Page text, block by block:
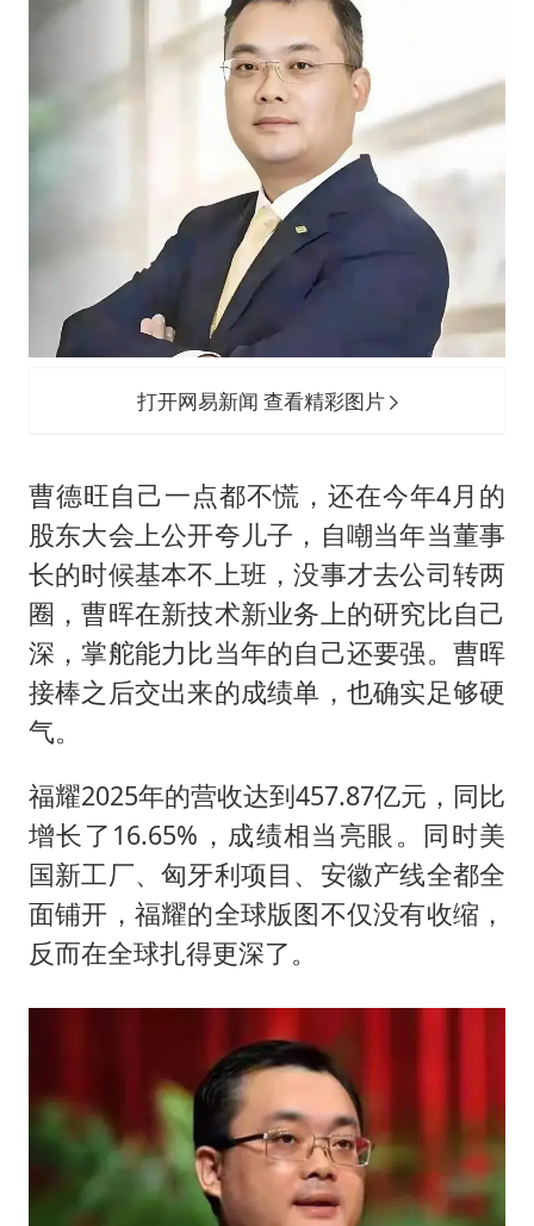
打开网易新闻 查看精彩图片
曹德旺自己一点都不慌，还在今年4月的
股东大会上公开夸儿子，自嘲当年当董事
长的时候基本不上班，没事才去公司转两
圈，曹晖在新技术新业务上的研究比自己
深，掌舵能力比当年的自己还要强。曹晖
接棒之后交出来的成绩单，也确实足够硬
气。
福耀2025年的营收达到457.87亿元，同比
增长了16.65%，成绩相当亮眼。同时美
国新工厂、匈牙利项目、安徽产线全都全
面铺开，福耀的全球版图不仅没有收缩，
反而在全球扎得更深了。